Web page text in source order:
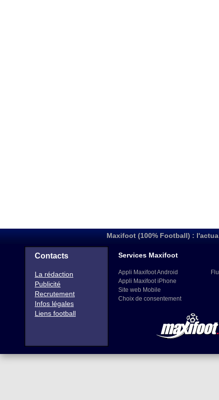
Maxifoot (100% Football) :
Contacts
La rédaction
Publicité
Recrutement
Infos légales
Liens football
Services Maxifoot
Appli Maxifoot Android
Appli Maxifoot iPhone
Site web Mobile
Choix de consentement